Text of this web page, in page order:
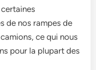
de nos rampes de
ce qui nous
pour la plupart des